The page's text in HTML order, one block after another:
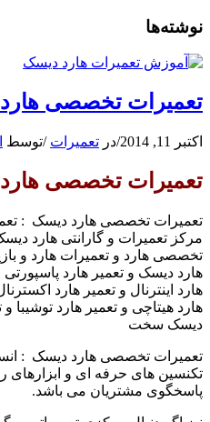
نوشته‌ها
تعمیرات تخصصی
اکتبر 11, 2014 /در تعمیرات /توسط
تعمیرات تخصصی
تعمیرات تخصصی هارد دیسک :
مرکز تعمیرات و گارانتی هارد
تخصصی هارد و تعمیرات هارد و
هارد دیسک و تعمیر هارد پاسپورتی
هارد اینترنال و تعمیر هارد
هارد هیتاچی و تعمیر هارد توشیبا و
دیسک سخت
تعمیرات تخصصی هارد دیسک :
تکنسین های حرفه ای و ابزارهای
پاسخگوی مشتریان می باشد.